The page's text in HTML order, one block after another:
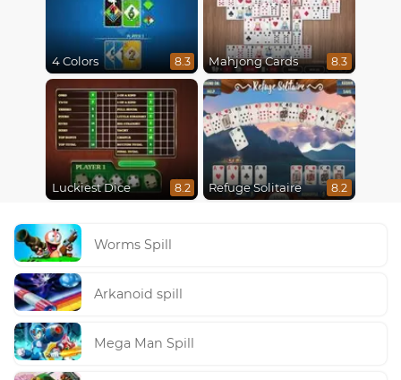
4 Colors 8.3 Mahjong Cards 8.3
Luckiest Dice 8.2 Refuge Solitaire 8.2
Worms Spill
Arkanoid spill
Mega Man Spill